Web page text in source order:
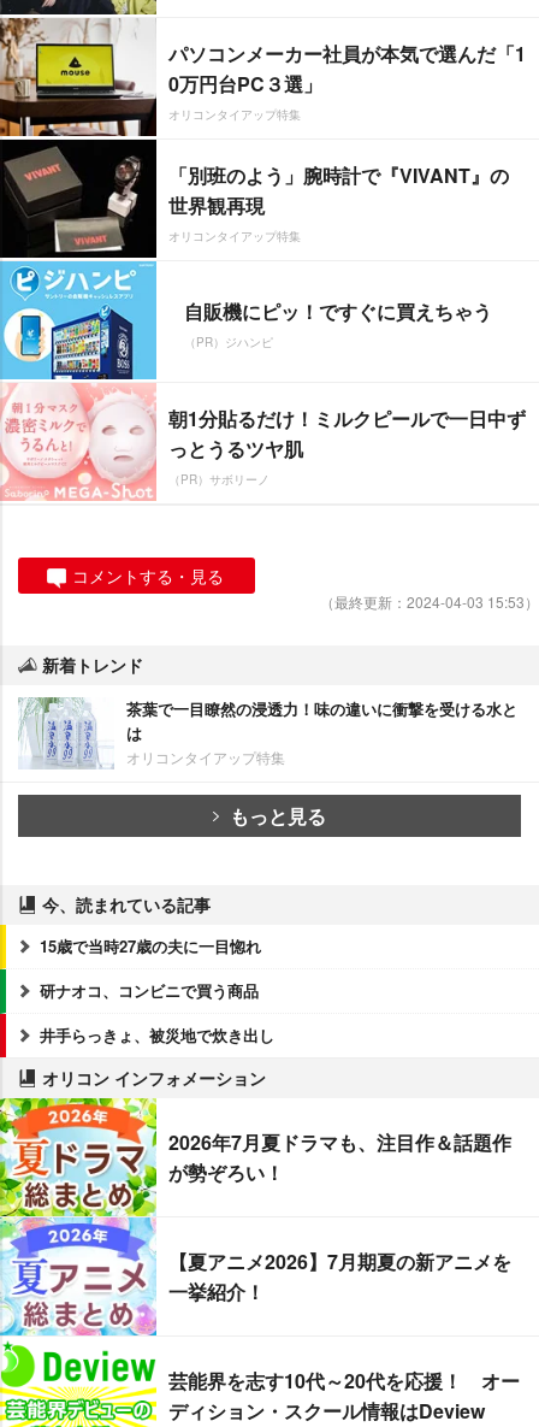
パソコンメーカー社員が本気で選んだ「1
0万円台PC３選」
オリコンタイアップ特集
「別班のよう」腕時計で『VIVANT』の
世界観再現
オリコンタイアップ特集
自販機にピッ！ですぐに買えちゃう
（PR）ジハンピ
朝1分貼るだけ！ミルクピールで一日中ず
っとうるツヤ肌
（PR）サボリーノ
コメントする・見る
（最終更新：2024-04-03 15:53）
新着トレンド
茶葉で一目瞭然の浸透力！味の違いに衝撃を受ける水と
は
オリコンタイアップ特集
もっと見る
今、読まれている記事
15歳で当時27歳の夫に一目惚れ
研ナオコ、コンビニで買う商品
井手らっきょ、被災地で炊き出し
オリコン インフォメーション
2026年7月夏ドラマも、注目作＆話題作
が勢ぞろい！
【夏アニメ2026】7月期夏の新アニメを
一挙紹介！
芸能界を志す10代～20代を応援！ オー
ディション・スクール情報はDeview